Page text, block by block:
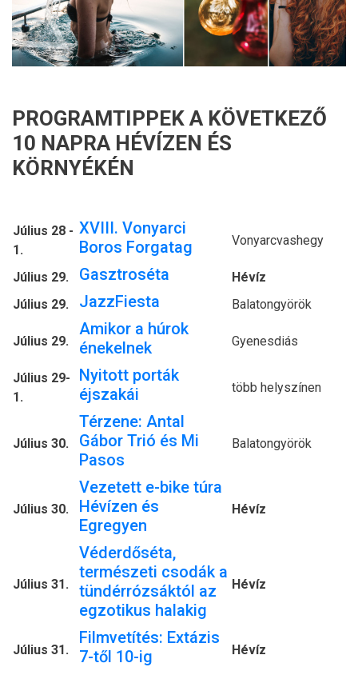
PROGRAMTIPPEK A KÖVETKEZŐ
10 NAPRA HÉVÍZEN ÉS
KÖRNYÉKÉN
Július 28 -
1.
XVIII. Vonyarci
Boros Forgatag
Vonyarcvashegy
Július 29. Gasztroséta
Hévíz
Július 29.
JazzFiesta Balatongyörök
Július 29.
Amikor a húrok
énekelnek
Gyenesdiás
Július 29-
1.
Nyitott porták
éjszakái
több helyszínen
Július 30.
Térzene: Antal
Gábor Trió és Mi
Pasos
Balatongyörök
Július 30.
Vezetett e-bike túra
Hévízen és
Egregyen
Hévíz
Július 31.
Véderdőséta,
természeti csodák a
tündérrózsáktól az
egzotikus halakig
Hévíz
Július 31.
Filmvetítés: Extázis
7-től 10-ig
Hévíz